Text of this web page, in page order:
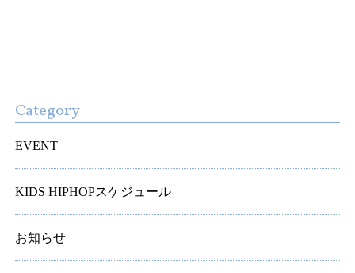
Category
EVENT
KIDS HIPHOPスケジュール
お知らせ